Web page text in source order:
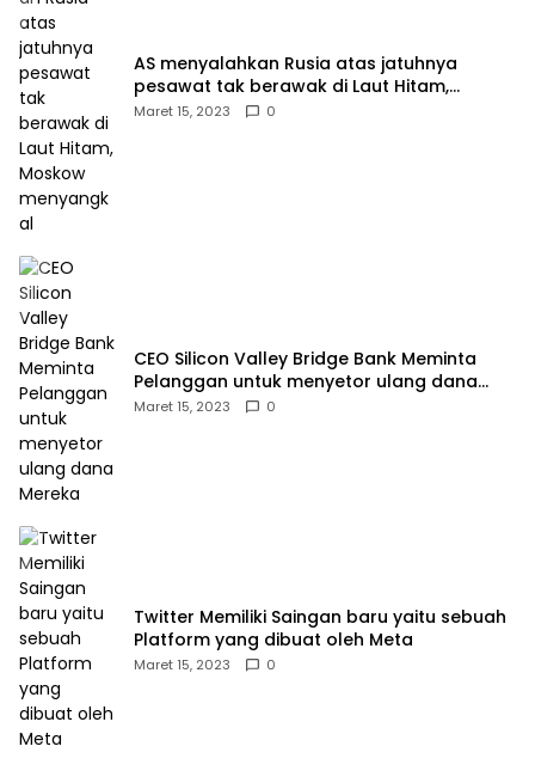
AS menyalahkan Rusia atas jatuhnya
pesawat tak berawak di Laut Hitam,
Moskow menyangkal
Maret 15, 2023 0
CEO Silicon Valley Bridge Bank Meminta
Pelanggan untuk menyetor ulang dana
Mereka
Maret 15, 2023 0
Twitter Memiliki Saingan baru yaitu sebuah
Platform yang dibuat oleh Meta
Maret 15, 2023 0